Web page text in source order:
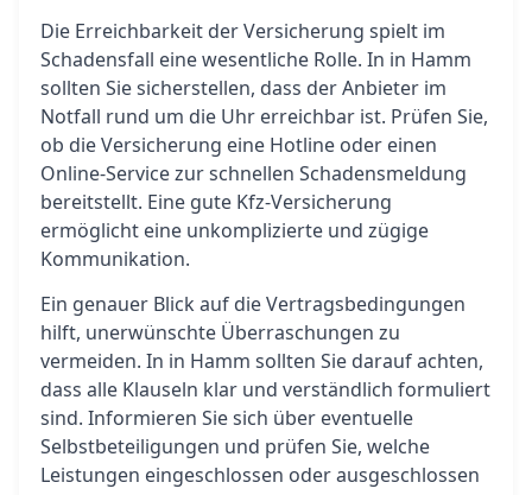
Die Erreichbarkeit der Versicherung spielt im
Schadensfall eine wesentliche Rolle. In in Hamm
sollten Sie sicherstellen, dass der Anbieter im
Notfall rund um die Uhr erreichbar ist. Prüfen Sie,
ob die Versicherung eine Hotline oder einen
Online-Service zur schnellen Schadensmeldung
bereitstellt. Eine gute Kfz-Versicherung
ermöglicht eine unkomplizierte und zügige
Kommunikation.
Ein genauer Blick auf die Vertragsbedingungen
hilft, unerwünschte Überraschungen zu
vermeiden. In in Hamm sollten Sie darauf achten,
dass alle Klauseln klar und verständlich formuliert
sind. Informieren Sie sich über eventuelle
Selbstbeteiligungen und prüfen Sie, welche
Leistungen eingeschlossen oder ausgeschlossen